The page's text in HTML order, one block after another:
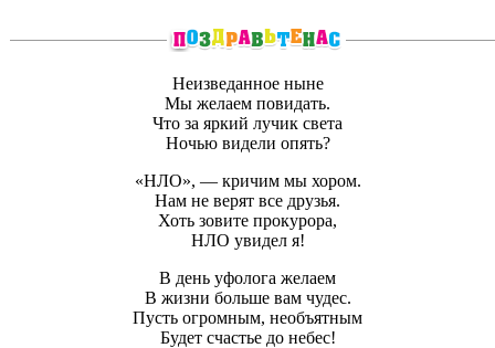
Неизведанное ныне
Мы желаем повидать.
Что за яркий лучик света
Ночью видели опять?
«НЛО», — кричим мы хором.
Нам не верят все друзья.
Хоть зовите прокурора,
НЛО увидел я!
В день уфолога желаем
В жизни больше вам чудес.
Пусть огромным, необъятным
Будет счастье до небес!